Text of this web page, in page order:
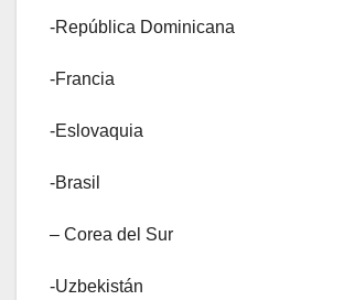
-República Dominicana
-Francia
-Eslovaquia
-Brasil
– Corea del Sur
-Uzbekistán